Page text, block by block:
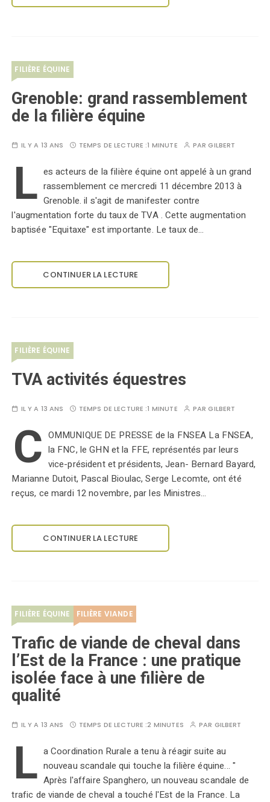
FILIÈRE ÉQUINE
Grenoble: grand rassemblement
de la filière équine
IL Y A 13 ANS TEMPS DE LECTURE :1 MINUTE PARGILBERT
L es acteurs de la filière équine ont appelé à un grand
rassemblement ce mercredi 11 décembre 2013 à
Grenoble. il s'agit de manifester contre
l'augmentation forte du taux de TVA . Cette augmentation
baptisée "Equitaxe" est importante. Le taux de…
CONTINUER LA LECTURE
FILIÈRE ÉQUINE
TVA activités équestres
IL Y A 13 ANS TEMPS DE LECTURE :1 MINUTE PARGILBERT
C OMMUNIQUE DE PRESSE de la FNSEA La FNSEA,
la FNC, le GHN et la FFE, représentés par leurs
vice-président et présidents, Jean- Bernard Bayard,
Marianne Dutoit, Pascal Bioulac, Serge Lecomte, ont été
reçus, ce mardi 12 novembre, par les Ministres…
CONTINUER LA LECTURE
FILIÈRE ÉQUINE FILIÈRE VIANDE
Trafic de viande de cheval dans
l’Est de la France : une pratique
isolée face à une filière de
qualité
IL Y A 13 ANS TEMPS DE LECTURE :2 MINUTES PAR GILBERT
L a Coordination Rurale a tenu à réagir suite au
nouveau scandale qui touche la filière équine... "
Après l'affaire Spanghero, un nouveau scandale de
trafic de viande de cheval a touché l'Est de la France. La